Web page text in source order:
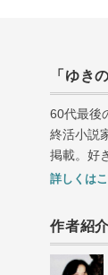
「ゆき
60代最後
終活小説
掲載。好
詳しくは
作者紹介